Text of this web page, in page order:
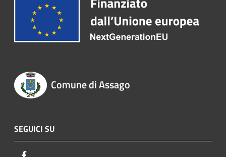
Comune di Assago
SEGUICI SU